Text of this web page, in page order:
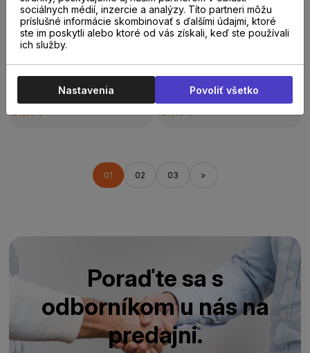
-15 %
Do 14 dní
Quick-Step Classic
bielou patinou
24,65 €
-15 %
Do 14 dní
stopami po píle
20,95 €
24,65 €
01 02 03 >
Poraďte sa s
odborníkom u nás na
predajni.
sociálnych médií, inzercie a analýzy. Títo partneri môžu
príslušné informácie skombinovať s ďalšími údajmi, ktoré
ste im poskytli alebo ktoré od vás získali, keď ste používali
ich služby.
Nastavenia Povoliť všetko